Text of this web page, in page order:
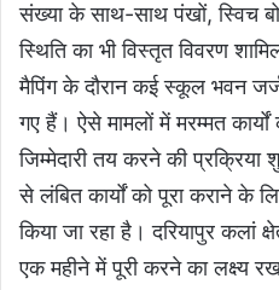
संख्या के साथ-साथ पंखों, स्विच
स्थिति का भी विस्तृत विवरण
मैपिंग के दौरान कई स्कूल भवन
गए हैं। ऐसे मामलों में मरम्मत
जिम्मेदारी तय करने की
से लंबित कार्यों को पूरा कराने के
किया जा रहा है। दरियापुर कलां
एक महीने में पूरी करने का लक्ष्य